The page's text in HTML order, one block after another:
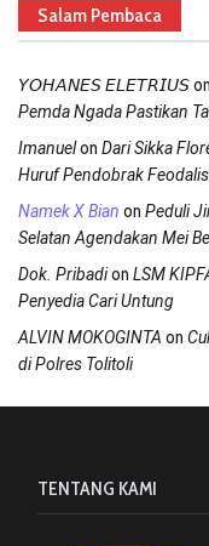
Salam Pembaca
𝘠𝘖𝘏𝘈𝘕𝘌𝘚 𝘌𝘓𝘌𝘛𝘙𝘐𝘜𝘚on
Pemda Ngada Pastikan
Imanuelon Dari Sikka
Huruf Pendobrak
Namek X Bian on Peduli
Selatan Agendakan Mei
Dok. Pribadion LSM
Penyedia Cari Untung
ALVIN MOKOGINTA on
di Polres Tolitoli
TENTANG KAMI